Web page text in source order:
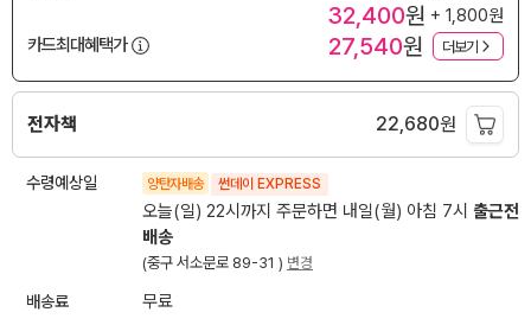
32,400원 + 1,800원
카드최대혜택가
27,540원 더보기
전자책 22,680원
수령예상일 양탄자배송 썬데이 EXPRESS
오늘(일) 22시까지 주문하면 내일(월) 아침 7시 출근전
배송
(중구 서소문로 89-31 ) 변경
배송료 무료